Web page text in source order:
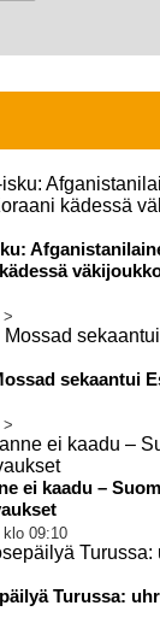
>
sekaantui
>
ei kaadu –
klo 09:10
Turussa: